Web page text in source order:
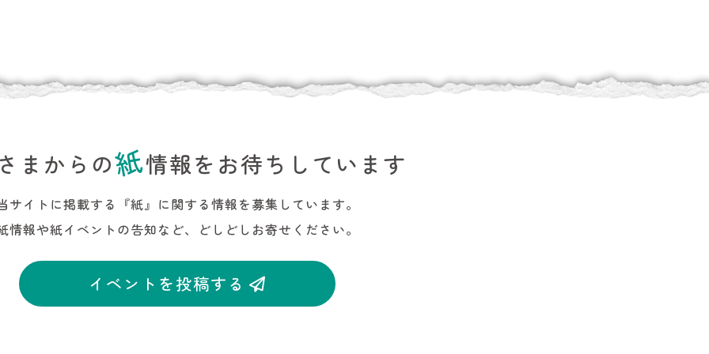
まからの紙情報をお待ちしています
サイトに掲載する『紙』に関する情報を募集しています。
情報や紙イベントの告知など、どしどしお寄せください。
イベントを投稿する